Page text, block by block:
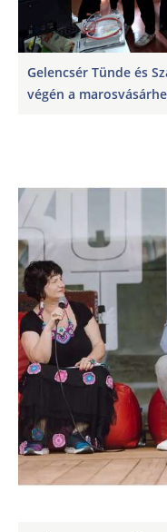
Gelencsér Tünde és
végén a